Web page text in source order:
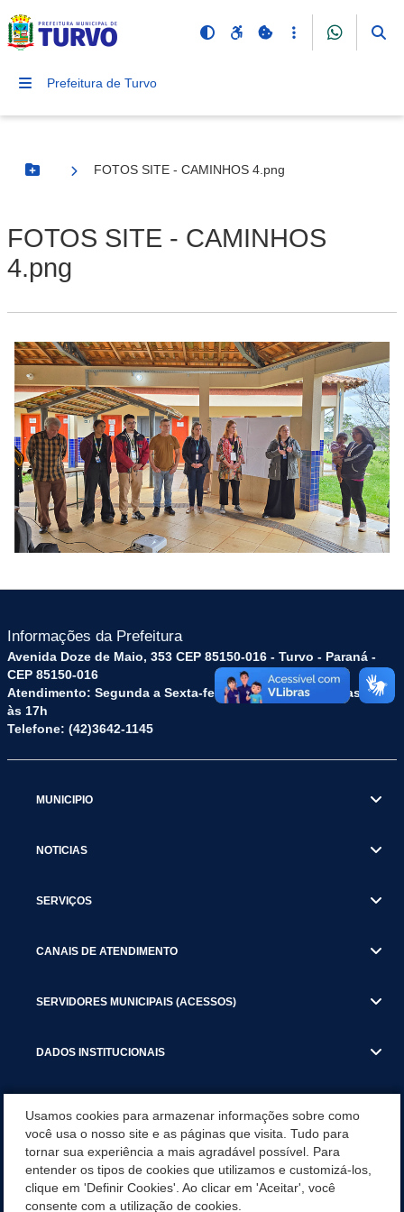
Prefeitura de Turvo
Botão Menu
FOTOS SITE - CAMINHOS 4.png
FOTOS SITE - CAMINHOS
4.png
Informações da Prefeitura
Avenida Doze de Maio, 353 CEP 85150-016 - Turvo - Paraná -
CEP 85150-016
Atendimento: Segunda a Sexta-feira: das 8h às 12h e das 13h
às 17h
Telefone: (42)3642-1145
MUNICIPIO
NOTICIAS
SERVIÇOS
CANAIS DE ATENDIMENTO
SERVIDORES MUNICIPAIS (ACESSOS)
DADOS INSTITUCIONAIS
SERVIÇOS TRIBUTARIOS
PESQUISA DE SATISFAÇÃO DOS SERVIDORES - SISTEMAS E
Usamos cookies para armazenar informações sobre como
você usa o nosso site e as páginas que visita. Tudo para
tornar sua experiência a mais agradável possível. Para
entender os tipos de cookies que utilizamos e customizá-los,
clique em 'Definir Cookies'. Ao clicar em 'Aceitar', você
consente com a utilização de cookies.